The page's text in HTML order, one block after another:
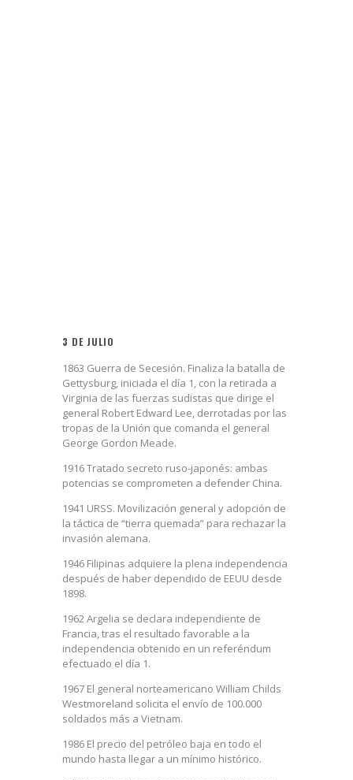
3 DE JULIO
1863 Guerra de Secesión. Finaliza la batalla de
Gettysburg, iniciada el día 1, con la retirada a
Virginia de las fuerzas sudistas que dirige el
general Robert Edward Lee, derrotadas por las
tropas de la Unión que comanda el general
George Gordon Meade.
1916 Tratado secreto ruso-japonés: ambas
potencias se comprometen a defender China.
1941 URSS. Movilización general y adopción de
la táctica de “tierra quemada” para rechazar la
invasión alemana.
1946 Filipinas adquiere la plena independencia
después de haber dependido de EEUU desde
1898.
1962 Argelia se declara independiente de
Francia, tras el resultado favorable a la
independencia obtenido en un referéndum
efectuado el día 1.
1967 El general norteamericano William Childs
Westmoreland solicita el envío de 100.000
soldados más a Vietnam.
1986 El precio del petróleo baja en todo el
mundo hasta llegar a un mínimo histórico.